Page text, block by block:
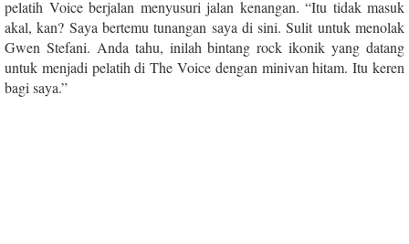
pelatih Voice berjalan menyusuri jalan kenangan. “Itu tidak masuk
akal, kan? Saya bertemu tunangan saya di sini. Sulit untuk menolak
Gwen Stefani. Anda tahu, inilah bintang rock ikonik yang datang
untuk menjadi pelatih di The Voice dengan minivan hitam. Itu keren
bagi saya.”